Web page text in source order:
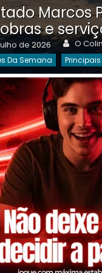
Marcos
e
de 2026 Author
O
Da Semana